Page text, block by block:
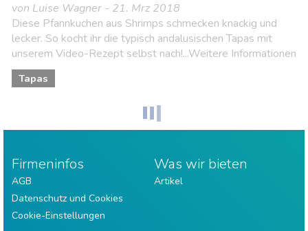
von Luise Wagner - 21. Mrz 2018
Diese Pfannkuchen aus Shrimps schmecken knackig und
lecker. So kocht ihr die typisch andalusischen Tapas mit
unserem Video-Rezept selbst nach!...Weitere Informationen
Tapas
Firmeninfos
AGB
Datenschutz und Cookies
Cookie-Einstellungen
Was wir bieten
Artikel